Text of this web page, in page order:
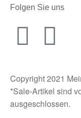
Folgen Sie uns
Copyright 2021
*Sale-Artikel sind
ausgeschlossen.